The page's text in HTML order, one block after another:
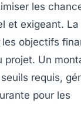
les
et exigeant. La
objectifs
projet. Un
requis,
pour les